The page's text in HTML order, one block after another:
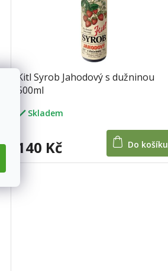
Kitl Syrob Jahodový s dužninou
500ml
Skladem
140 Kč Do košíku